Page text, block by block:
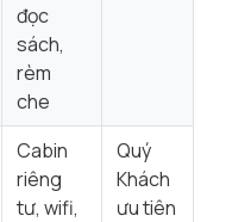
đọc
sách,
rèm
che
Cabin
riêng
tư, wifi,
Quý
Khách
ưu tiên